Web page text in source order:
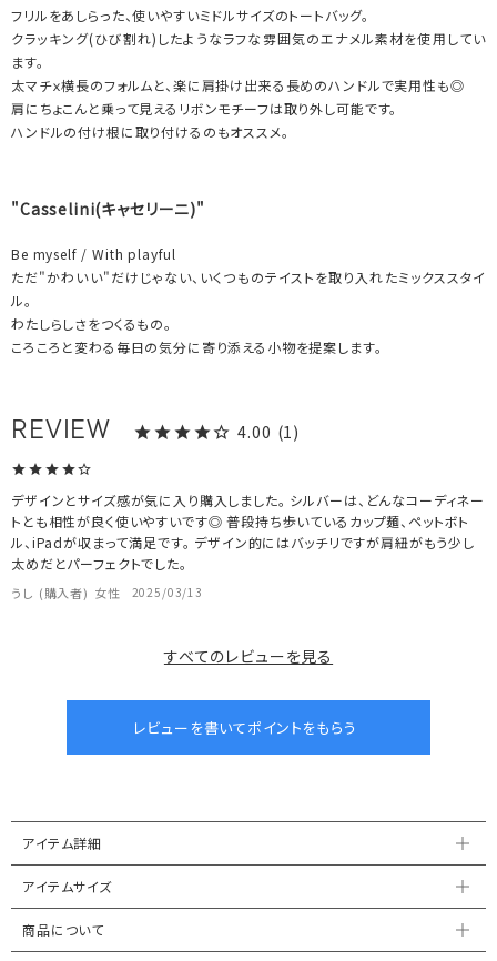
フリルをあしらった、使いやすいミドルサイズのトートバッグ。
クラッキング(ひび割れ)したようなラフな雰囲気のエナメル素材を使用してい
ます。
太マチｘ横長のフォルムと、楽に肩掛け出来る長めのハンドルで実用性も◎
肩にちょこんと乗って見えるリボンモチーフは取り外し可能です。
ハンドルの付け根に取り付けるのもオススメ。
"Casselini(キャセリーニ)"
Be myself / With playful
ただ"かわいい"だけじゃない、いくつものテイストを取り入れたミックススタイ
ル。
わたしらしさをつくるもの。
ころころと変わる毎日の気分に寄り添える小物を提案します。
4.00 1
うし 購入者 女性 2025/03/13
デザインとサイズ感が気に入り購入しました。 シルバーは、どんなコーディネー
トとも相性が良く使いやすいです◎ 普段持ち歩いているカップ麺、ペットボト
ル、iPadが収まって満足です。 デザイン的にはバッチリですが肩紐がもう少し
太めだとパーフェクトでした。
すべてのレビューを見る
アイテム詳細
アイテムサイズ
商品について